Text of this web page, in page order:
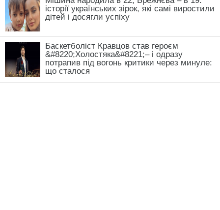
історії українських зірок, які самі виростили
дітей і досягли успіху
Баскетболіст Кравцов став героєм
&#8220;Холостяка&#8221;– і одразу
потрапив під вогонь критики через минуле:
що сталося